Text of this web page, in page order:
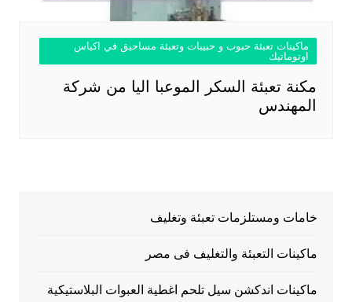
ماكينات تعبئة حبوب و حبيبات وتعبئة مساحيق في اكياس
اوتوماتيك
مكنة تعبئة السكر الموعبا اليا من شركة
المهندس
خامات ومستلزمات تعبئة وتغليف
ماكينات التعبئة والتغليف فى مصر
ماكينات اندكشن سيل تلحم اغطية العبوات البلاستيكية